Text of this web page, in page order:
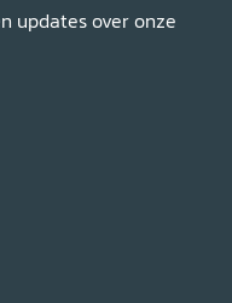
updates over onze